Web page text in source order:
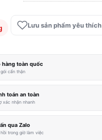
Lưu sản phẩm yêu thích
hàng toàn quốc
cẩn thận
toán an toàn
xác nhận nhanh
qua Zalo
hồi trong giờ làm việc